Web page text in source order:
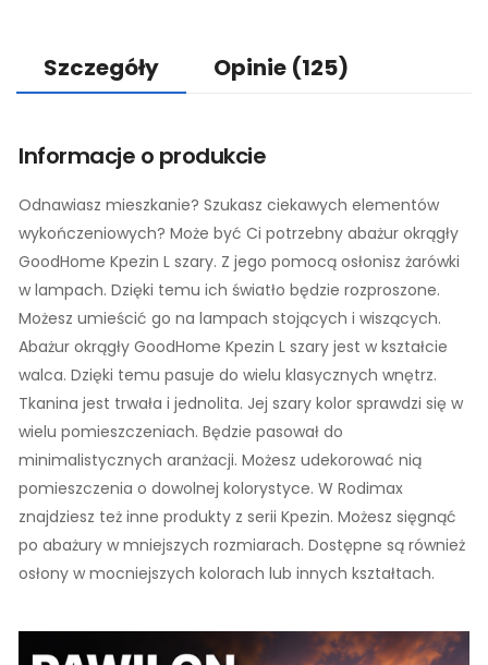
Szczegóły Opinie (125)
Informacje o produkcie
Odnawiasz mieszkanie? Szukasz ciekawych elementów
wykończeniowych? Może być Ci potrzebny abażur okrągły
GoodHome Kpezin L szary. Z jego pomocą osłonisz żarówki
w lampach. Dzięki temu ich światło będzie rozproszone.
Możesz umieścić go na lampach stojących i wiszących.
Abażur okrągły GoodHome Kpezin L szary jest w kształcie
walca. Dzięki temu pasuje do wielu klasycznych wnętrz.
Tkanina jest trwała i jednolita. Jej szary kolor sprawdzi się w
wielu pomieszczeniach. Będzie pasował do
minimalistycznych aranżacji. Możesz udekorować nią
pomieszczenia o dowolnej kolorystyce. W Rodimax
znajdziesz też inne produkty z serii Kpezin. Możesz sięgnąć
po abażury w mniejszych rozmiarach. Dostępne są również
osłony w mocniejszych kolorach lub innych kształtach.